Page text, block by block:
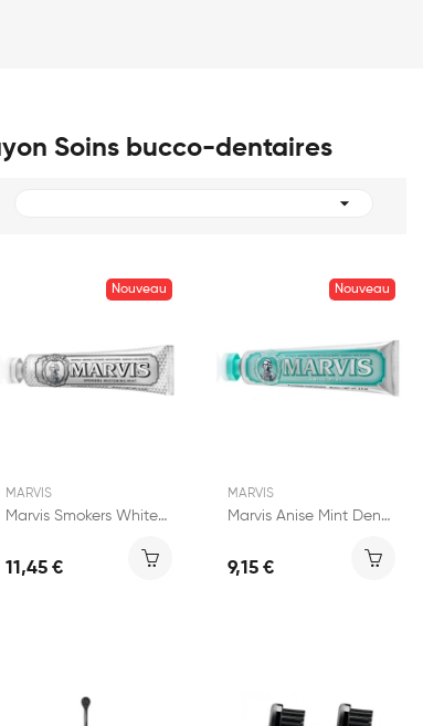
Soins bucco-dentaires

Nouveau
MARVIS
Marvis Smokers Whitening Mint Dentifrice 85ml
11,45 €
Nouveau
MARVIS
Marvis Anise Mint Dentifrice 85ml
9,15 €